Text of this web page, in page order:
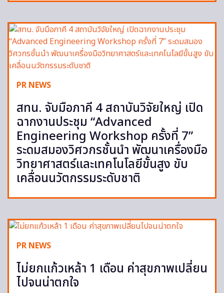
PR NEWS
สทน. จับมือภาคี 4 สถาบันวิจัยใหญ่ เปิด
ฉากงานประชุม “Advanced
Engineering Workshop ครั้งที่ 7”
ระดมสมองวิศวกรชั้นนำ พัฒนาเครื่องมือ
วิทยาศาสตร์และเทคโนโลยีขั้นสูง ขับ
เคลื่อนนวัตกรรมระดับชาติ
PR NEWS
ไม่ยกแก้วเหล้า 1 เดือน ค่าสุขภาพเปลี่ยน
ไปจนน่าตกใจ